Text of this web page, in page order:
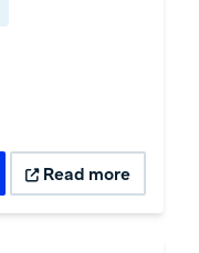
Read more